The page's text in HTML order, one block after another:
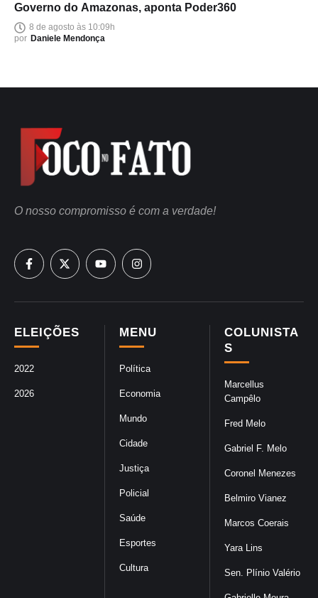
Governo do Amazonas, aponta Poder360
8 de agosto às 10:09h
por Daniele Mendonça
COLUNISTA
S
Marcellus
Campêlo
Fred Melo
Gabriel F. Melo
Coronel Menezes
Belmiro Vianez
Marcos Coerais
Yara Lins
Sen. Plínio Valério
MENU
Política
Economia
Mundo
Cidade
Justiça
Policial
Saúde
Esportes
Cultura
ELEIÇÕES
2022
2026
O nosso compromisso é com a verdade!